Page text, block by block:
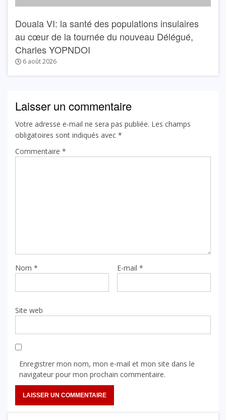
Douala VI: la santé des populations insulaires
au cœur de la tournée du nouveau Délégué,
Charles YOPNDOI
6 août 2026
Laisser un commentaire
Votre adresse e-mail ne sera pas publiée. Les champs
obligatoires sont indiqués avec *
Commentaire *
Nom * E-mail *
Site web
Enregistrer mon nom, mon e-mail et mon site dans le
navigateur pour mon prochain commentaire.